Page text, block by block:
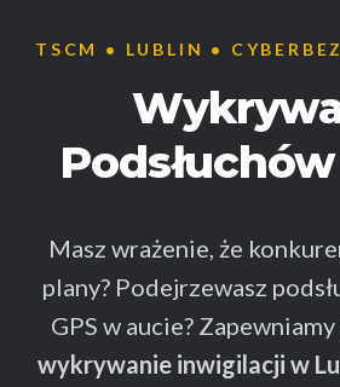
TSCM • LUBLIN •
Podsłuchów
Masz wrażenie, że
plany? Podejrzewasz
GPS w aucie? Zapewniamy
wykrywanie inwigilacji w